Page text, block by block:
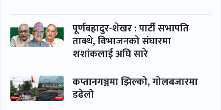
पूर्णबहादुर-शेखर : पार्टी सभापति
ताक्थे, विभाजनको संघारमा
शशांकलाई अघि सारे
कप्तानगञ्जमा झिल्को, गोलबजारमा
डढेलो